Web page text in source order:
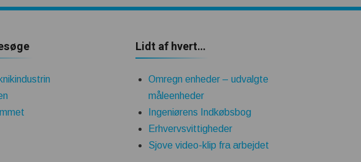
Lidt af hvert…
Omregn enheder – udvalgte
måleenheder
Ingeniørens Indkøbsbog
Erhvervsvittigheder
Sjove video-klip fra arbejdet